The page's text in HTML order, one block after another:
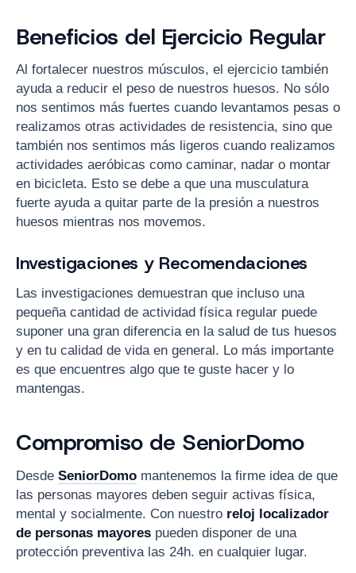
Beneficios del Ejercicio Regular
Al fortalecer nuestros músculos, el ejercicio también
ayuda a reducir el peso de nuestros huesos. No sólo
nos sentimos más fuertes cuando levantamos pesas o
realizamos otras actividades de resistencia, sino que
también nos sentimos más ligeros cuando realizamos
actividades aeróbicas como caminar, nadar o montar
en bicicleta. Esto se debe a que una musculatura
fuerte ayuda a quitar parte de la presión a nuestros
huesos mientras nos movemos.
Investigaciones y Recomendaciones
Las investigaciones demuestran que incluso una
pequeña cantidad de actividad física regular puede
suponer una gran diferencia en la salud de tus huesos
y en tu calidad de vida en general. Lo más importante
es que encuentres algo que te guste hacer y lo
mantengas.
Compromiso de SeniorDomo
Desde SeniorDomo mantenemos la firme idea de que
las personas mayores deben seguir activas física,
mental y socialmente. Con nuestro reloj localizador
de personas mayores pueden disponer de una
protección preventiva las 24h. en cualquier lugar.